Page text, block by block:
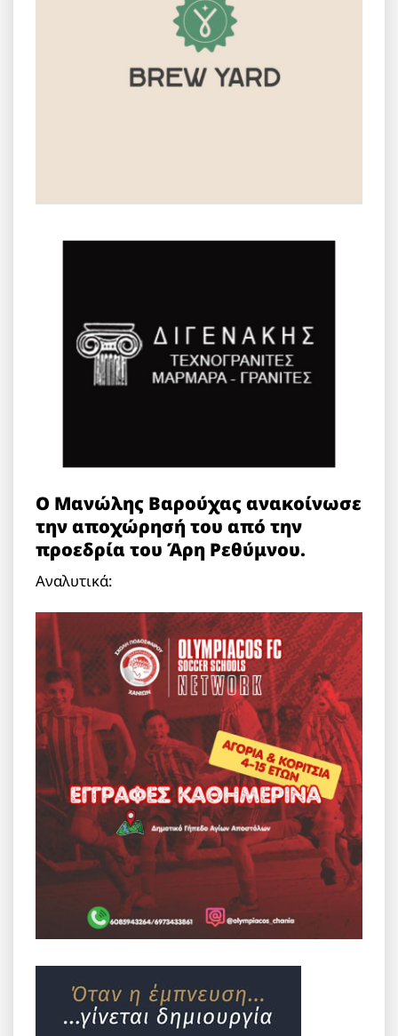
O Μανώλης Βαρούχας ανακοίνωσε
την αποχώρησή του από την
προεδρία του Άρη Ρεθύμνου.
Αναλυτικά: